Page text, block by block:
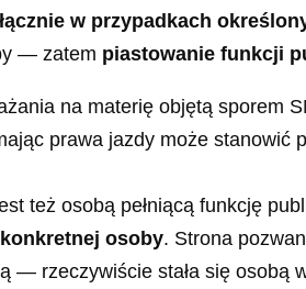
w przypadkach
— zatem piastowanie funkcji
na materię objętą sporem
prawa jazdy może stanowić
też osobą pełniącą funkcję
osoby. Strona
— rzeczywiście stała się osobą